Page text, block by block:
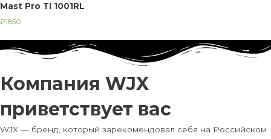
Mast Pro TI 1001RL
₽1850
Компания WJX
приветствует вас
WJX — бренд, который зарекомендовал себя на Российском